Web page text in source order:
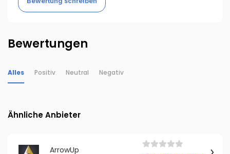
Bewertungen
Alles Positiv Neutral Negativ
Ähnliche Anbieter
ArrowUp